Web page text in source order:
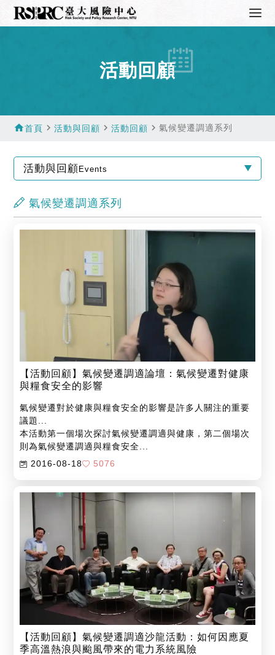
活動回顧
home首頁 navigate_next活動與回顧 navigate_next活動回顧 navigate_next氣候變遷調適系列
活動與回顧Events
氣候變遷調適系列
【活動回顧】氣候變遷調適論壇：氣候變遷對健康
與糧食安全的影響
氣候變遷對於健康與糧食安全的影響是許多人關注的重要
議題...
本活動第一個場次探討氣候變遷調適與健康，第二個場次
則為氣候變遷調適與糧食安全...
2016-08-18
5076
【活動回顧】氣候變遷調適沙龍活動：如何因應夏
季高溫熱浪與颱風帶來的電力系統風險